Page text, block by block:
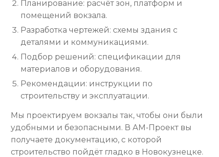
Планирование: расчёт зон, платформ и
помещений вокзала.
Разработка чертежей: схемы здания с
деталями и коммуникациями.
Подбор решений: спецификации для
материалов и оборудования.
Рекомендации: инструкции по
строительству и эксплуатации.
Мы проектируем вокзалы так, чтобы они были
удобными и безопасными. В АМ-Проект вы
получаете документацию, с которой
строительство пойдёт гладко в Новокузнецке.